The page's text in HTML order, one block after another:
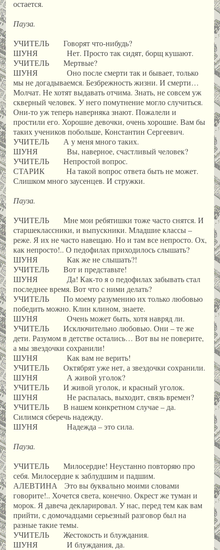
остается.
Пауза.
УЧИТЕЛЬ Говорят что-нибудь?
ШУНЯ Нет. Просто так сидят, борщ кушают.
УЧИТЕЛЬ Мертвые?
ШУНЯ Оно после смерти так и бывает, только
мы не догадываемся. Безбрежность жизни. И смерти…
Молчат. Не хотят выдавать отчима. Знать, не совсем уж
скверный человек. У него помутнение могло случиться.
Они-то уж теперь наверняка знают. Пожалели и
простили его. Хорошие девочки, очень хорошие. Вам бы
таких учеников побольше, Константин Сергеевич.
УЧИТЕЛЬ А у меня много таких.
ШУНЯ Вы, наверное, счастливый человек?
УЧИТЕЛЬ Непростой вопрос.
СТАРИК На такой вопрос ответа быть не может.
Слишком много заусенцев. И стружки.
Пауза.
УЧИТЕЛЬ Мне мои ребятишки тоже часто снятся. И
старшеклассники, и выпускники. Младшие классы –
реже. Я их не часто навещаю. Но и там все непросто. Ох,
как непросто!.. О педофилах приходилось слышать?
ШУНЯ Как же не слышать?!
УЧИТЕЛЬ Вот и представьте!
ШУНЯ Да! Как-то я о педофилах забывать стал
последнее время. Вот что с ними делать?
УЧИТЕЛЬ По моему разумению их только любовью
победить можно. Клин клином, знаете.
ШУНЯ Очень может быть, хотя навряд ли.
УЧИТЕЛЬ Исключительно любовью. Они – те же
дети. Разумом в детстве остались… Вот вы не поверите,
а мы звездочки сохранили!
ШУНЯ Как вам не верить!
УЧИТЕЛЬ Октябрят уже нет, а звездочки сохранили.
ШУНЯ А живой уголок?
УЧИТЕЛЬ И живой уголок, и красный уголок.
ШУНЯ Не распалась, выходит, связь времен?
УЧИТЕЛЬ В нашем конкретном случае – да.
Силимся сберечь надежду.
ШУНЯ Надежда – это сила.
Пауза.
УЧИТЕЛЬ Милосердие! Неустанно повторяю про
себя. Милосердие к заблудшим и падшим.
АЛЕВТИНА Это вы буквально моими словами
говорите!.. Хочется света, конечно. Окрест же туман и
морок. Я давеча декларировал. У нас, перед тем как вам
прийти, с домочадцами серьезный разговор был на
разные такие темы.
УЧИТЕЛЬ Жестокость и блуждания.
ШУНЯ И блуждания, да.